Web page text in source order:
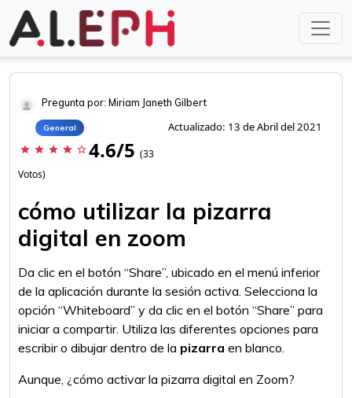
Pregunta por: Miriam Janeth Gilbert
General Actualizado: 13 de Abril del 2021
star star star star star_border 4.6/5 (33
Votos)
cómo utilizar la pizarra
digital en zoom
Da clic en el botón “Share”, ubicado en el menú inferior
de la aplicación durante la sesión activa. Selecciona la
opción “Whiteboard” y da clic en el botón “Share” para
iniciar a compartir. Utiliza las diferentes opciones para
escribir o dibujar dentro de la pizarra en blanco.
Aunque, ¿cómo activar la pizarra digital en Zoom?